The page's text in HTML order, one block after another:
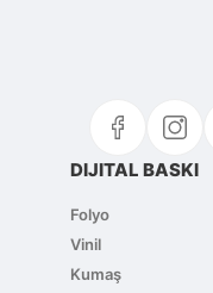
DIJITAL BASKI
Folyo
Vinil
Kumaş